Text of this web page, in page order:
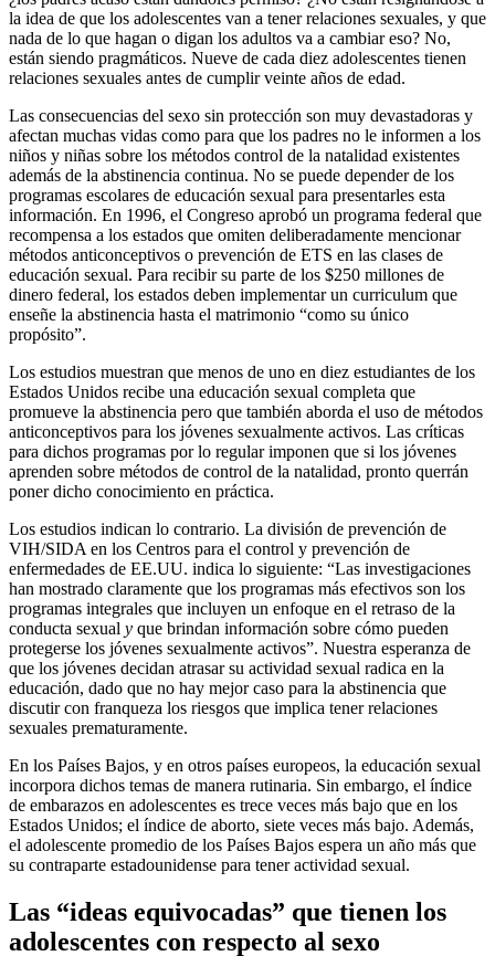
la idea de que los adolescentes van a tener relaciones sexuales, y que
nada de lo que hagan o digan los adultos va a cambiar eso? No,
están siendo pragmáticos. Nueve de cada diez adolescentes tienen
relaciones sexuales antes de cumplir veinte años de edad.
Las consecuencias del sexo sin protección son muy devastadoras y
afectan muchas vidas como para que los padres no le informen a los
niños y niñas sobre los métodos control de la natalidad existentes
además de la abstinencia continua. No se puede depender de los
programas escolares de educación sexual para presentarles esta
información. En 1996, el Congreso aprobó un programa federal que
recompensa a los estados que omiten deliberadamente mencionar
métodos anticonceptivos o prevención de ETS en las clases de
educación sexual. Para recibir su parte de los $250 millones de
dinero federal, los estados deben implementar un curriculum que
enseñe la abstinencia hasta el matrimonio “como su único
propósito”.
Los estudios muestran que menos de uno en diez estudiantes de los
Estados Unidos recibe una educación sexual completa que
promueve la abstinencia pero que también aborda el uso de métodos
anticonceptivos para los jóvenes sexualmente activos. Las críticas
para dichos programas por lo regular imponen que si los jóvenes
aprenden sobre métodos de control de la natalidad, pronto querrán
poner dicho conocimiento en práctica.
Los estudios indican lo contrario. La división de prevención de
VIH/SIDA en los Centros para el control y prevención de
enfermedades de EE.UU. indica lo siguiente: “Las investigaciones
han mostrado claramente que los programas más efectivos son los
programas integrales que incluyen un enfoque en el retraso de la
conducta sexual y que brindan información sobre cómo pueden
protegerse los jóvenes sexualmente activos”. Nuestra esperanza de
que los jóvenes decidan atrasar su actividad sexual radica en la
educación, dado que no hay mejor caso para la abstinencia que
discutir con franqueza los riesgos que implica tener relaciones
sexuales prematuramente.
En los Países Bajos, y en otros países europeos, la educación sexual
incorpora dichos temas de manera rutinaria. Sin embargo, el índice
de embarazos en adolescentes es trece veces más bajo que en los
Estados Unidos; el índice de aborto, siete veces más bajo. Además,
el adolescente promedio de los Países Bajos espera un año más que
su contraparte estadounidense para tener actividad sexual.
Las “ideas equivocadas” que tienen los
adolescentes con respecto al sexo